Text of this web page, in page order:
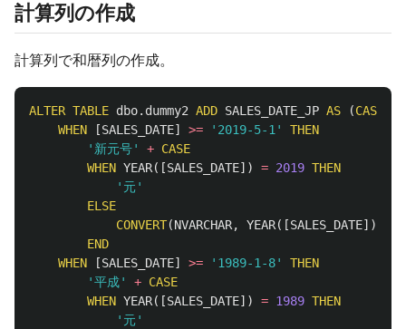
計算列の作成
計算列で和暦列の作成。
ALTER TABLE dbo. dummy2 ADD SALES_DATE_JP AS (CASE
WHEN
[SALES_DATE] >= '2019-5-1'
THEN
'新元号'
+ CASE
WHEN YEAR([SALES_DATE]) = 2019 THEN
'元'
ELSE
CONVERT(NVARCHAR, YEAR([SALES_DATE])
END
WHEN
[SALES_DATE] >= '1989-1-8'
THEN
'平成'
+ CASE
WHEN YEAR([SALES_DATE]) = 1989 THEN
'元'